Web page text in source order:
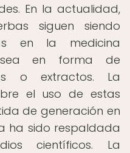
En la actualidad,
siguen siendo
en la medicina
sea en forma de
o extractos. La
el uso de estas
de generación en
ha sido respaldada
científicos. La